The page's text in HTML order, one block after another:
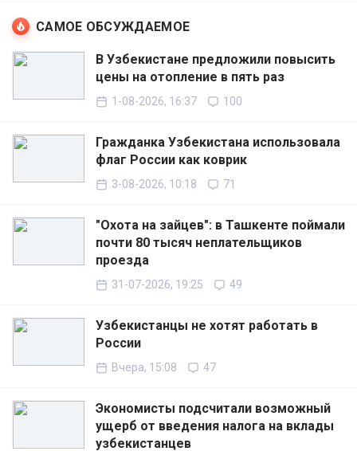
САМОЕ ОБСУЖДАЕМОЕ
В Узбекистане предложили повысить
цены на отопление в пять раз
1-08-2026, 16:37 100
Гражданка Узбекистана использовала
флаг России как коврик
3-08-2026, 10:18 71
"Охота на зайцев": в Ташкенте поймали
почти 80 тысяч неплательщиков
проезда
31-07-2026, 19:25 49
Узбекистанцы не хотят работать в
России
Вчера, 15:08 47
Экономисты подсчитали возможный
ущерб от введения налога на вклады
узбекистанцев